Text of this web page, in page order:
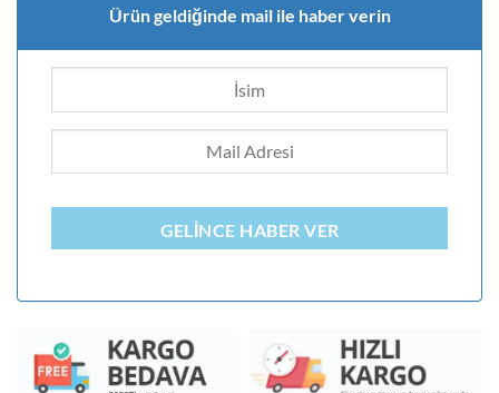
Ürün geldiğinde mail ile haber verin
GELINCE HABER VER